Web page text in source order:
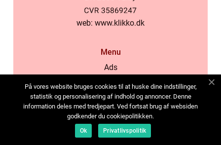
web: www.klikko.dk
Menu
Ads
Cookies
Contact
Sitemap
På vores website bruges cookies til at huske dine indstillinger,
statistik og personalisering af indhold og annoncer. Denne
information deles med tredjepart. Ved fortsat brug af websiden
godkender du cookiepolitikken.
Ok Privatlivspolitik